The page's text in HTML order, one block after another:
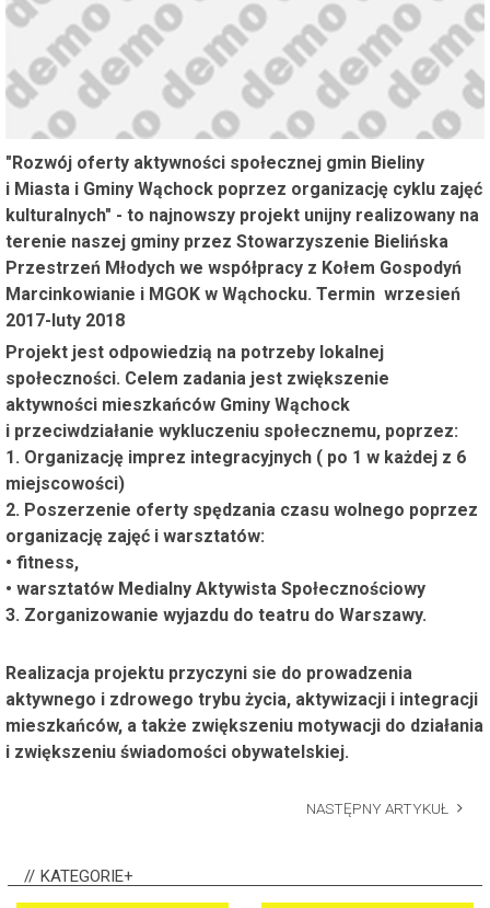
"Rozwój oferty aktywności społecznej gmin Bieliny
i Miasta i Gminy Wąchock poprzez organizację cyklu zajęć
kulturalnych" - to najnowszy projekt unijny realizowany na
terenie naszej gminy przez Stowarzyszenie Bielińska
Przestrzeń Młodych we współpracy z Kołem Gospodyń
Marcinkowianie i MGOK w Wąchocku. Termin wrzesień
2017-luty 2018
Projekt jest odpowiedzią na potrzeby lokalnej
społeczności. Celem zadania jest zwiększenie
aktywności mieszkańców Gminy Wąchock
i przeciwdziałanie wykluczeniu społecznemu, poprzez:
1. Organizację imprez integracyjnych ( po 1 w każdej z 6
miejscowości)
2. Poszerzenie oferty spędzania czasu wolnego poprzez
organizację zajęć i warsztatów:
• fitness,
• warsztatów Medialny Aktywista Społecznościowy
3. Zorganizowanie wyjazdu do teatru do Warszawy.
Realizacja projektu przyczyni sie do prowadzenia
aktywnego i zdrowego trybu życia, aktywizacji i integracji
mieszkańców, a także zwiększeniu motywacji do działania
i zwiększeniu świadomości obywatelskiej.
NASTĘPNY ARTYKUŁ
KATEGORIE+